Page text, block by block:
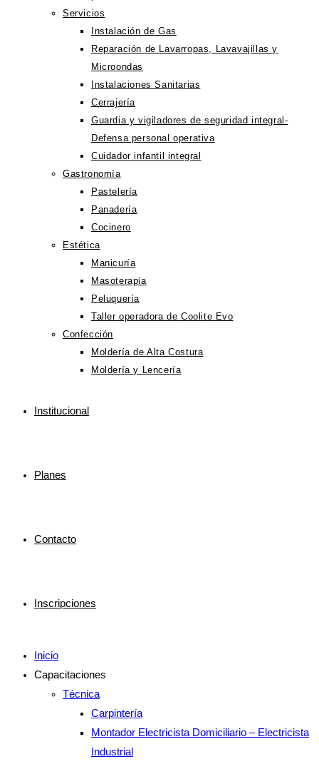
Servicios
Instalación de Gas
Reparación de Lavarropas, Lavavajillas y
Microondas
Instalaciones Sanitarias
Cerrajería
Guardia y vigiladores de seguridad integral-
Defensa personal operativa
Cuidador infantil integral
Gastronomía
Pastelería
Panadería
Cocinero
Estética
Manicuría
Masoterapia
Peluquería
Taller operadora de Coolite Evo
Confección
Moldería de Alta Costura
Moldería y Lencería
Institucional
Planes
Contacto
Inscripciones
Inicio
Capacitaciones
Técnica
Carpintería
Montador Electricista Domiciliario – Electricista
Industrial